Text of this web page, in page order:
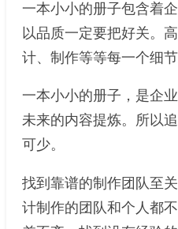
一本小小的册子包含着
以品质一定要把好关。
计、制作等等每一个细节
一本小小的册子，是企
未来的内容提炼。所以
可少。
找到靠谱的制作团队至
计制作的团队和个人都